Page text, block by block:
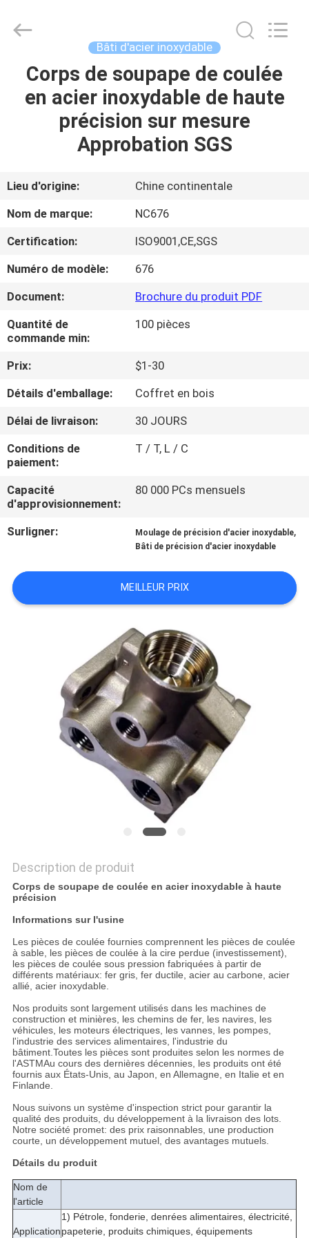
MAISON
VIDÉOS
À
PROPOS
DE
NOUS
VISITE
DE
L'USINE
CONTRÔLE
DE
LA
QUALITÉ
NOUS
CONTACTER
NOUVELLES
DEMANDEZ
UN DEVIS
DE
CONFIDENTIALITÉ
Sunrise
Foundry
Reserved.
Bâti d'acier inoxydable
Corps de soupape de coulée
en acier inoxydable de haute
précision sur mesure
Approbation SGS
Lieu d'origine:
Chine continentale
Nom de marque:
NC676
Certification:
ISO9001,CE,SGS
Numéro de modèle:
676
Document:
Brochure du produit PDF
Quantité de
commande min:
100 pièces
Prix:
$1-30
Détails d'emballage:
Coffret en bois
Délai de livraison:
30 JOURS
Conditions de
paiement:
T / T, L / C
Capacité
d'approvisionnement:
80 000 PCs mensuels
Surligner: Moulage de précision d'acier inoxydable,
Bâti de précision d'acier inoxydable
MEILLEUR PRIX
Description de produit
Corps de soupape de coulée en acier inoxydable à haute
précision
Informations sur l'usine
Les pièces de coulée fournies comprennent les pièces de coulée
à sable, les pièces de coulée à la cire perdue (investissement),
les pièces de coulée sous pression fabriquées à partir de
différents matériaux: fer gris, fer ductile, acier au carbone, acier
allié, acier inoxydable.
Nos produits sont largement utilisés dans les machines de
construction et minières, les chemins de fer, les navires, les
véhicules, les moteurs électriques, les vannes, les pompes,
l'industrie des services alimentaires, l'industrie du
bâtiment.Toutes les pièces sont produites selon les normes de
l'ASTMAu cours des dernières décennies, les produits ont été
fournis aux États-Unis, au Japon, en Allemagne, en Italie et en
Finlande.
Nous suivons un système d'inspection strict pour garantir la
qualité des produits, du développement à la livraison des lots.
Notre société promet: des prix raisonnables, une production
courte, un développement mutuel, des avantages mutuels.
Détails du produit
Nom de
l'article
Application
1) Pétrole, fonderie, denrées alimentaires, électricité,
papeterie, produits chimiques, équipements